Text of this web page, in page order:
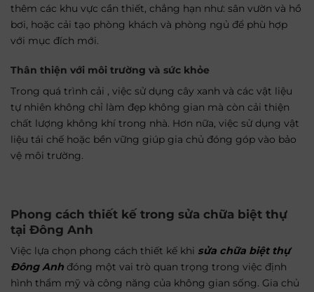
thêm các khu vực cần thiết, chẳng hạn như: sân vườn và hồ
bơi, hoặc cải tạo phòng khách và phòng ngủ để phù hợp
với mục đích mới.
Thân thiện với môi trường và sức khỏe
Trong quá trình cải , việc sử dụng cây xanh và các vật liệu
tự nhiên không chỉ làm đẹp không gian mà còn cải thiện
chất lượng không khí trong nhà. Hơn nữa, việc sử dụng vật
liệu tái chế hoặc bền vững giúp gia chủ đóng góp vào bảo
vệ môi trường.
Phong cách thiết kế trong sửa chữa biệt thự
tại Đông Anh
Việc lựa chọn phong cách thiết kế khi sửa chữa biệt thự
Đông Anh đóng một vai trò quan trọng trong việc định
hình thẩm mỹ và công năng của không gian sống. Gia chủ